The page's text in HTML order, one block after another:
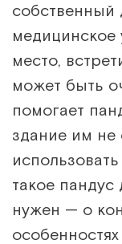
собственный
медицинское
место,
может быть
помогает
здание им
такое пандус
нужен — о